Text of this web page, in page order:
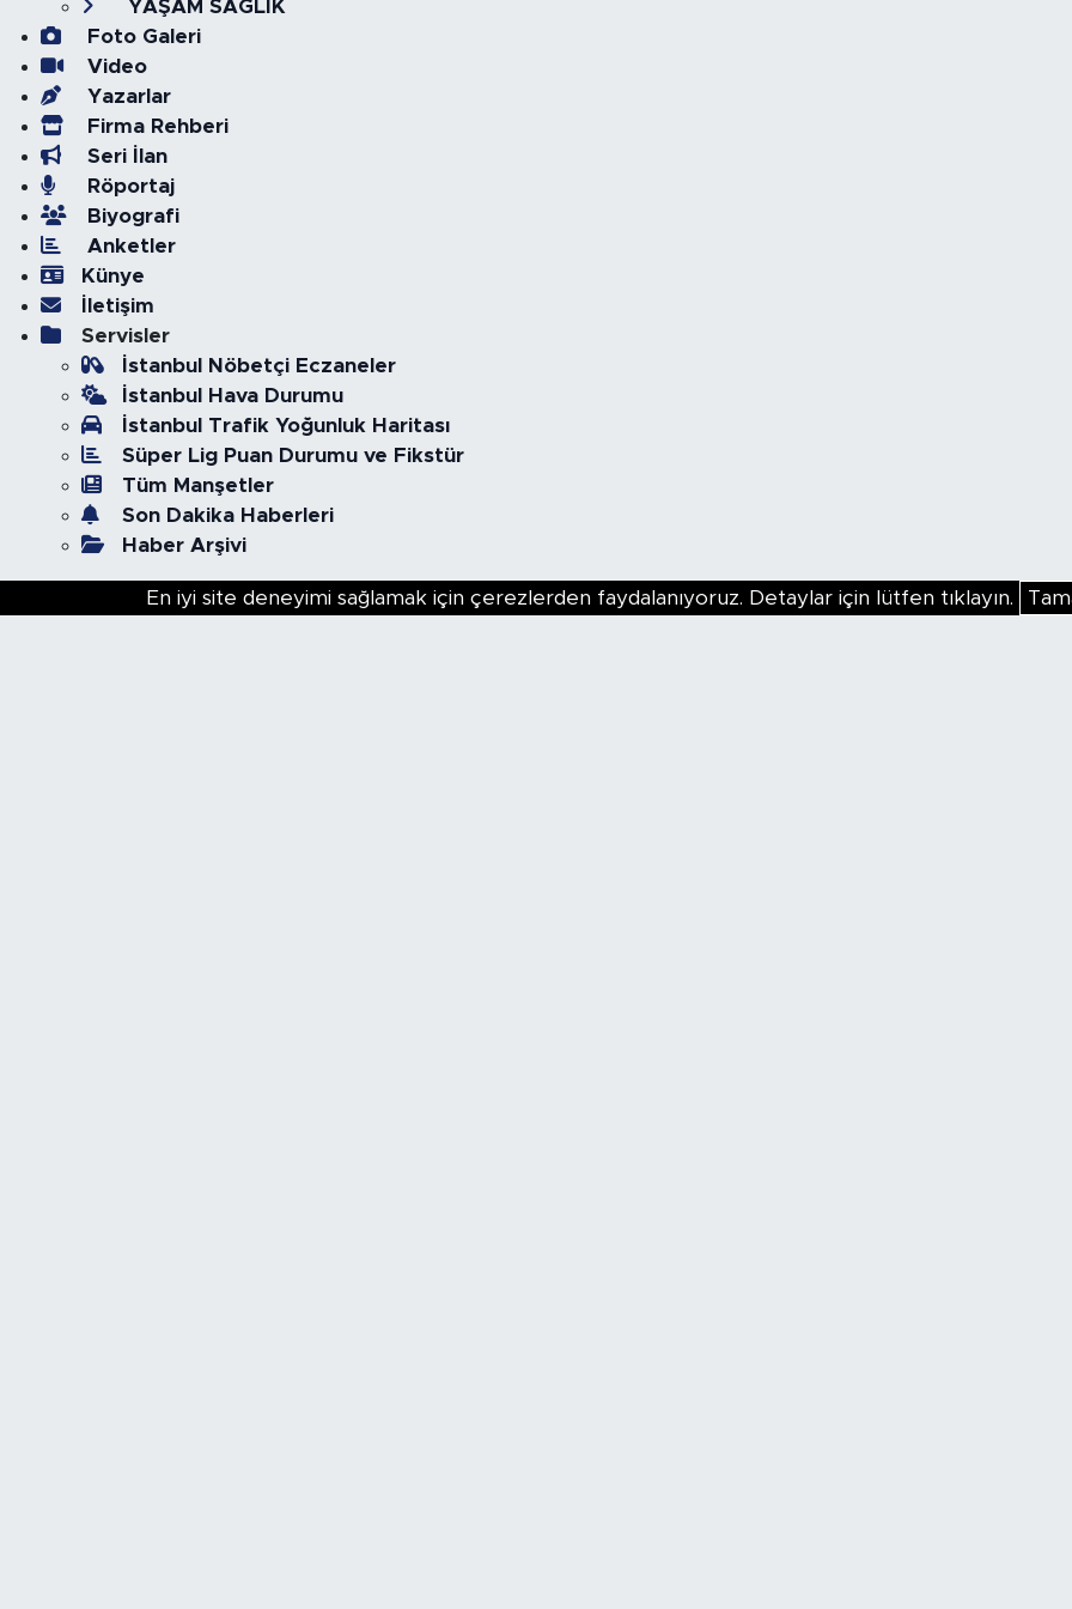
YAŞAM SAĞLIK
Foto Galeri
Video
Yazarlar
Firma Rehberi
Seri İlan
Röportaj
Biyografi
Anketler
Künye
İletişim
Servisler
İstanbul Nöbetçi Eczaneler
İstanbul Hava Durumu
İstanbul Trafik Yoğunluk Haritası
Süper Lig Puan Durumu ve Fikstür
Tüm Manşetler
Son Dakika Haberleri
Haber Arşivi
En iyi site deneyimi sağlamak için çerezlerden faydalanıyoruz. Detaylar için lütfen tıklayın.